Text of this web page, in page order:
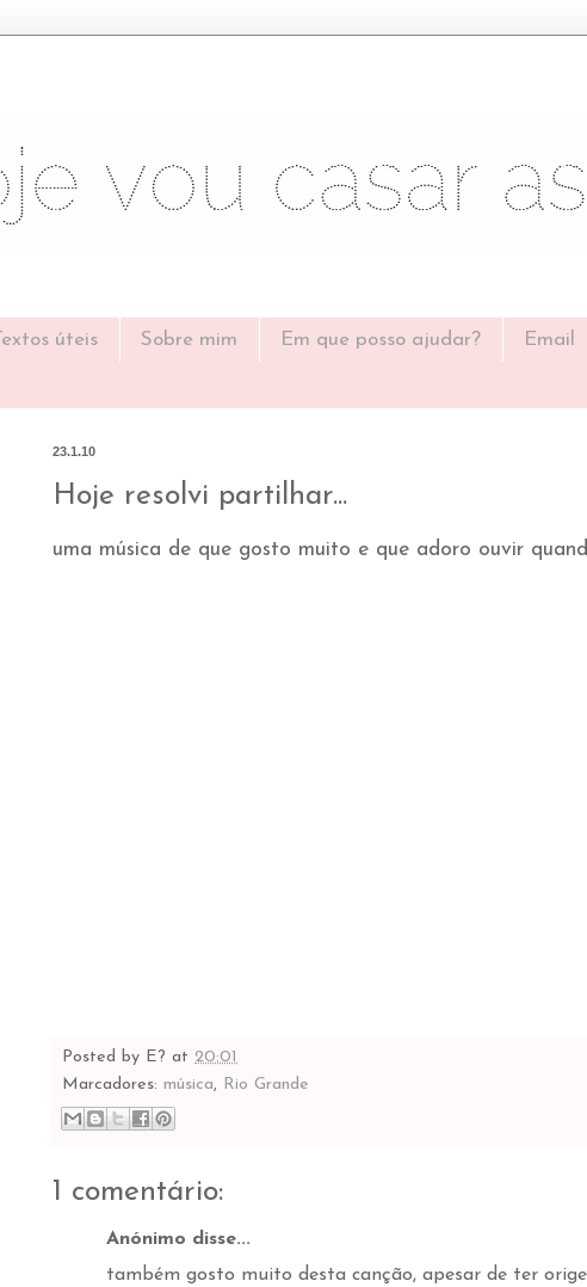
Textos úteis Sobre mim Em que posso ajudar? Email
23.1.10
Hoje resolvi partilhar...
uma música de que gosto muito e que adoro ouvir
Posted by E? at 20:01
Marcadores: música, Rio Grande
1 comentário:
Anónimo disse...
também gosto muito desta canção, apesar de ter